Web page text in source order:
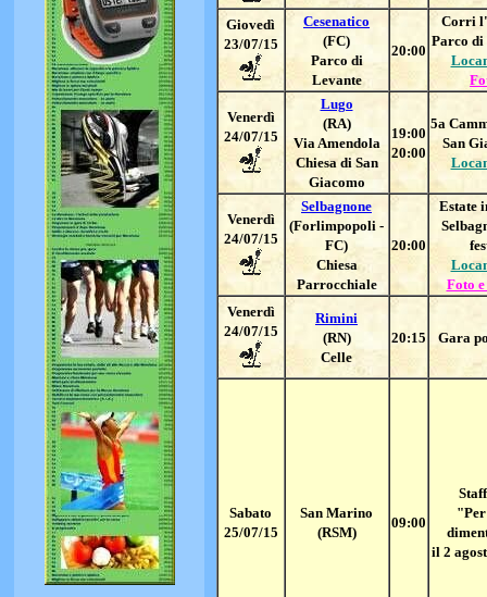
Giovedì
23/07/15
Cesenatico
(FC)
Parco di
Levante
20:00
Corri
Parco di
Venerdì
24/07/15
Lugo
(RA)
Via Amendola
Chiesa di San
Giacomo
19:00
20:00
5a
San
Venerdì
24/07/15
Selbagnone
(Forlimpopoli -
FC)
Chiesa
Parrocchiale
20:00
Estate
Foto
Venerdì
24/07/15
Rimini
(RN)
Celle
20:15 Gara
Sabato
25/07/15
San Marino
(RSM)
09:00
il 2